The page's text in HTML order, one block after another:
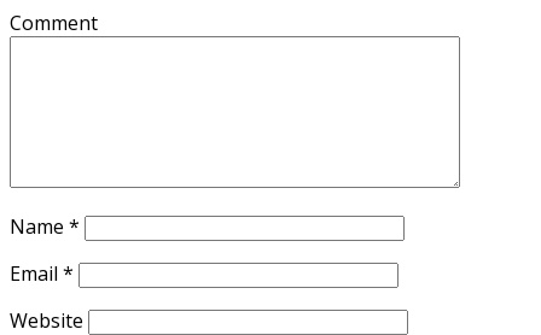
Comment
Name *
Email *
Website